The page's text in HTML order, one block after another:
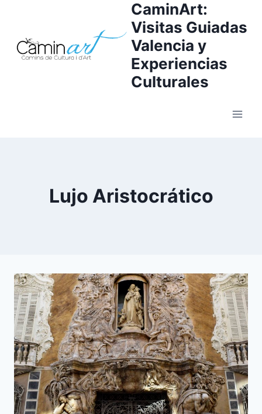
CaminArt:
Visitas Guiadas
Valencia y
Experiencias
Culturales
Lujo Aristocrático